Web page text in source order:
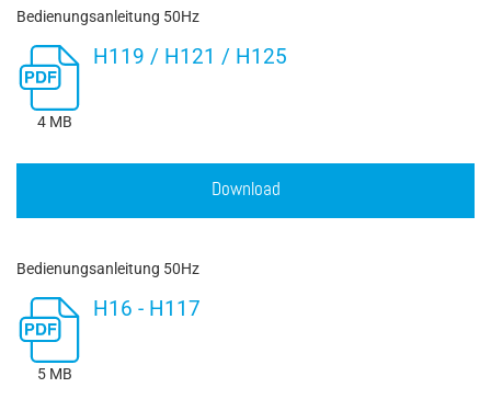
Bedienungsanleitung 50Hz
4 MB
H119 / H121 / H125
Download
Bedienungsanleitung 50Hz
5 MB
H16 - H117